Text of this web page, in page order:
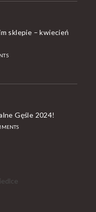
sklepie – kwiecień
Gęśle 2024!